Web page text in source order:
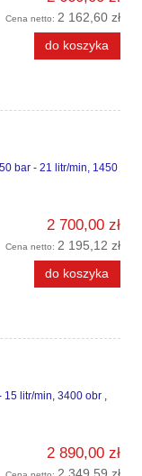
Cena netto: 2 162,60 zł
do koszyka
bar - 21 litr/min, 1450
2 700,00 zł
Cena netto: 2 195,12 zł
do koszyka
15 litr/min, 3400 obr ,
2 890,00 zł